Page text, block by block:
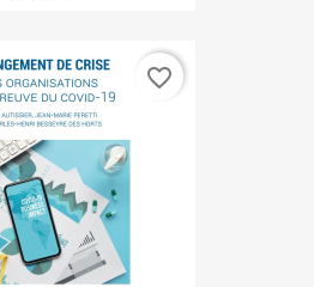
favorite_border